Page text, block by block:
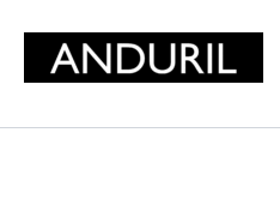
content